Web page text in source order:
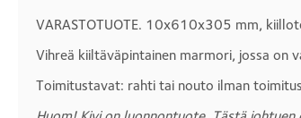
VARASTOTUOTE. 10x610x305 mm,
Vihreä kiiltäväpintainen marmori, jossa on
Toimitustavat: rahti tai nouto ilman